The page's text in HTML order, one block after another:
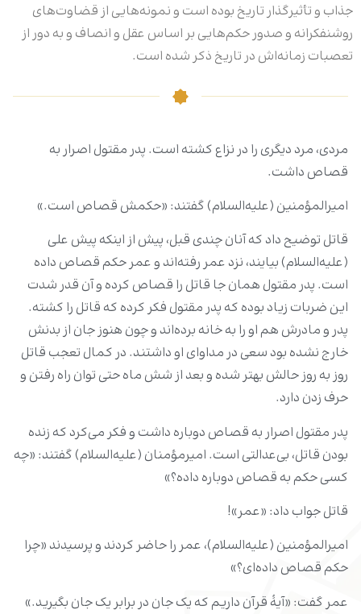
جذاب و تأثیرگذار تاریخ بوده است و نمونه‌هایی از قضاوت‌های
روشنفکرانه و صدور حکم‌هایی بر اساس عقل و انصاف و به دور از
تعصبات زمانه‌اش در تاریخ ذکر شده است.
مردی، مرد دیگری را در نزاع کشته است. پدر مقتول اصرار به
قصاص داشت.
امیرالمؤمنین (علیه‌السلام) گفتند: «حکمش قصاص است.»
قاتل توضیح داد که آنان چندی قبل، پیش از اینکه پیش علی
(علیه‌السلام) بیایند، نزد عمر رفته‌اند و عمر حکم قصاص داده
است. پدر مقتول همان جا قاتل را قصاص کرده و آن قدر شدت
این ضربات زیاد بوده که پدر مقتول فکر کرده که قاتل را کشته.
پدر و مادرش هم او را به خانه برده‌اند و چون هنوز جان از بدنش
خارج نشده بود سعی در مداوای او داشتند. در کمال تعجب قاتل
روز به روز حالش بهتر شده و بعد از شش ماه حتی توان راه رفتن و
حرف زدن دارد.
پدر مقتول اصرار به قصاص دوباره داشت و فکر می‌کرد که زنده
بودن قاتل، بی‌عدالتی است. امیرمؤمنان (علیه‌السلام) گفتند: «چه
کسی حکم به قصاص دوباره داده؟»
قاتل جواب داد: «عمر»!
امیرالمؤمنین (علیه‌السلام)، عمر را حاضر کردند و پرسیدند «چرا
حکم قصاص داده‌ای؟»
عمر گفت: «آیۀ قرآن داریم که یک جان در برابر یک جان بگیرید.»